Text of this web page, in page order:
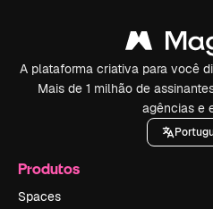
A plataforma criativa para você
Mais de 1 milhão de
agências e
Produtos
Spaces